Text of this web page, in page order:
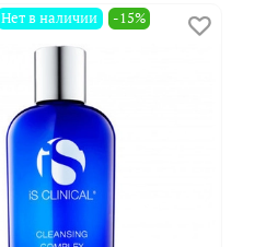
Нет в наличии
-15%